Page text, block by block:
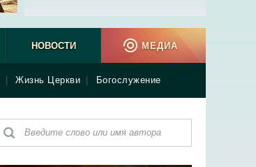
Жизнь Церкви Богослужение
НОВОСТИ МЕДИА